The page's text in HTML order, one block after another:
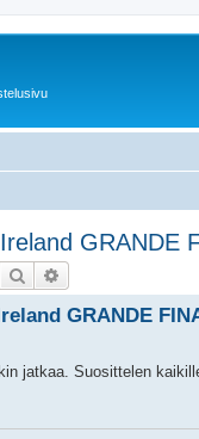
GRANDE
Etsi
GRANDE
jatkaa. Suosittelen